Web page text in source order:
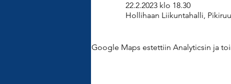
22.2.2023 klo 18.30
Hollihaan Liikuntahalli,
Google Maps estettiin Analyticsin ja